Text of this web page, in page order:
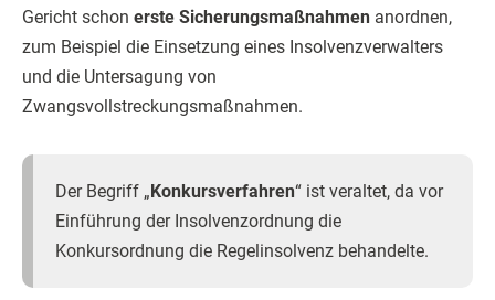
Gericht schon erste Sicherungsmaßnahmen anordnen,
zum Beispiel die Einsetzung eines Insolvenzverwalters
und die Untersagung von
Zwangsvollstreckungsmaßnahmen.
Der Begriff „ Konkursverfahren“ ist veraltet, da vor
Einführung der Insolvenzordnung die
Konkursordnung die Regelinsolvenz behandelte.